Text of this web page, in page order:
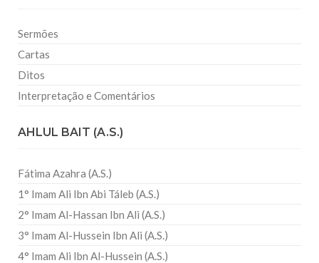
Sermões
Cartas
Ditos
Interpretação e Comentários
AHLUL BAIT (A.S.)
Fátima Azahra (A.S.)
1° Imam Ali Ibn Abi Táleb (A.S.)
2° Imam Al-Hassan Ibn Ali (A.S.)
3° Imam Al-Hussein Ibn Ali (A.S.)
4° Imam Ali Ibn Al-Hussein (A.S.)